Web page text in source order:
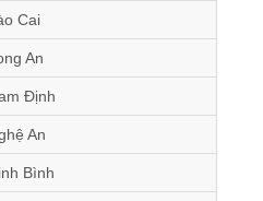
Cai
An
Định
An
Bình